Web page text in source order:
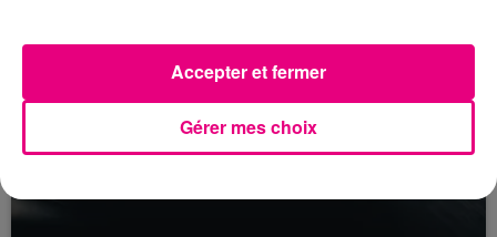
Gérer mes choix
Accepter et fermer